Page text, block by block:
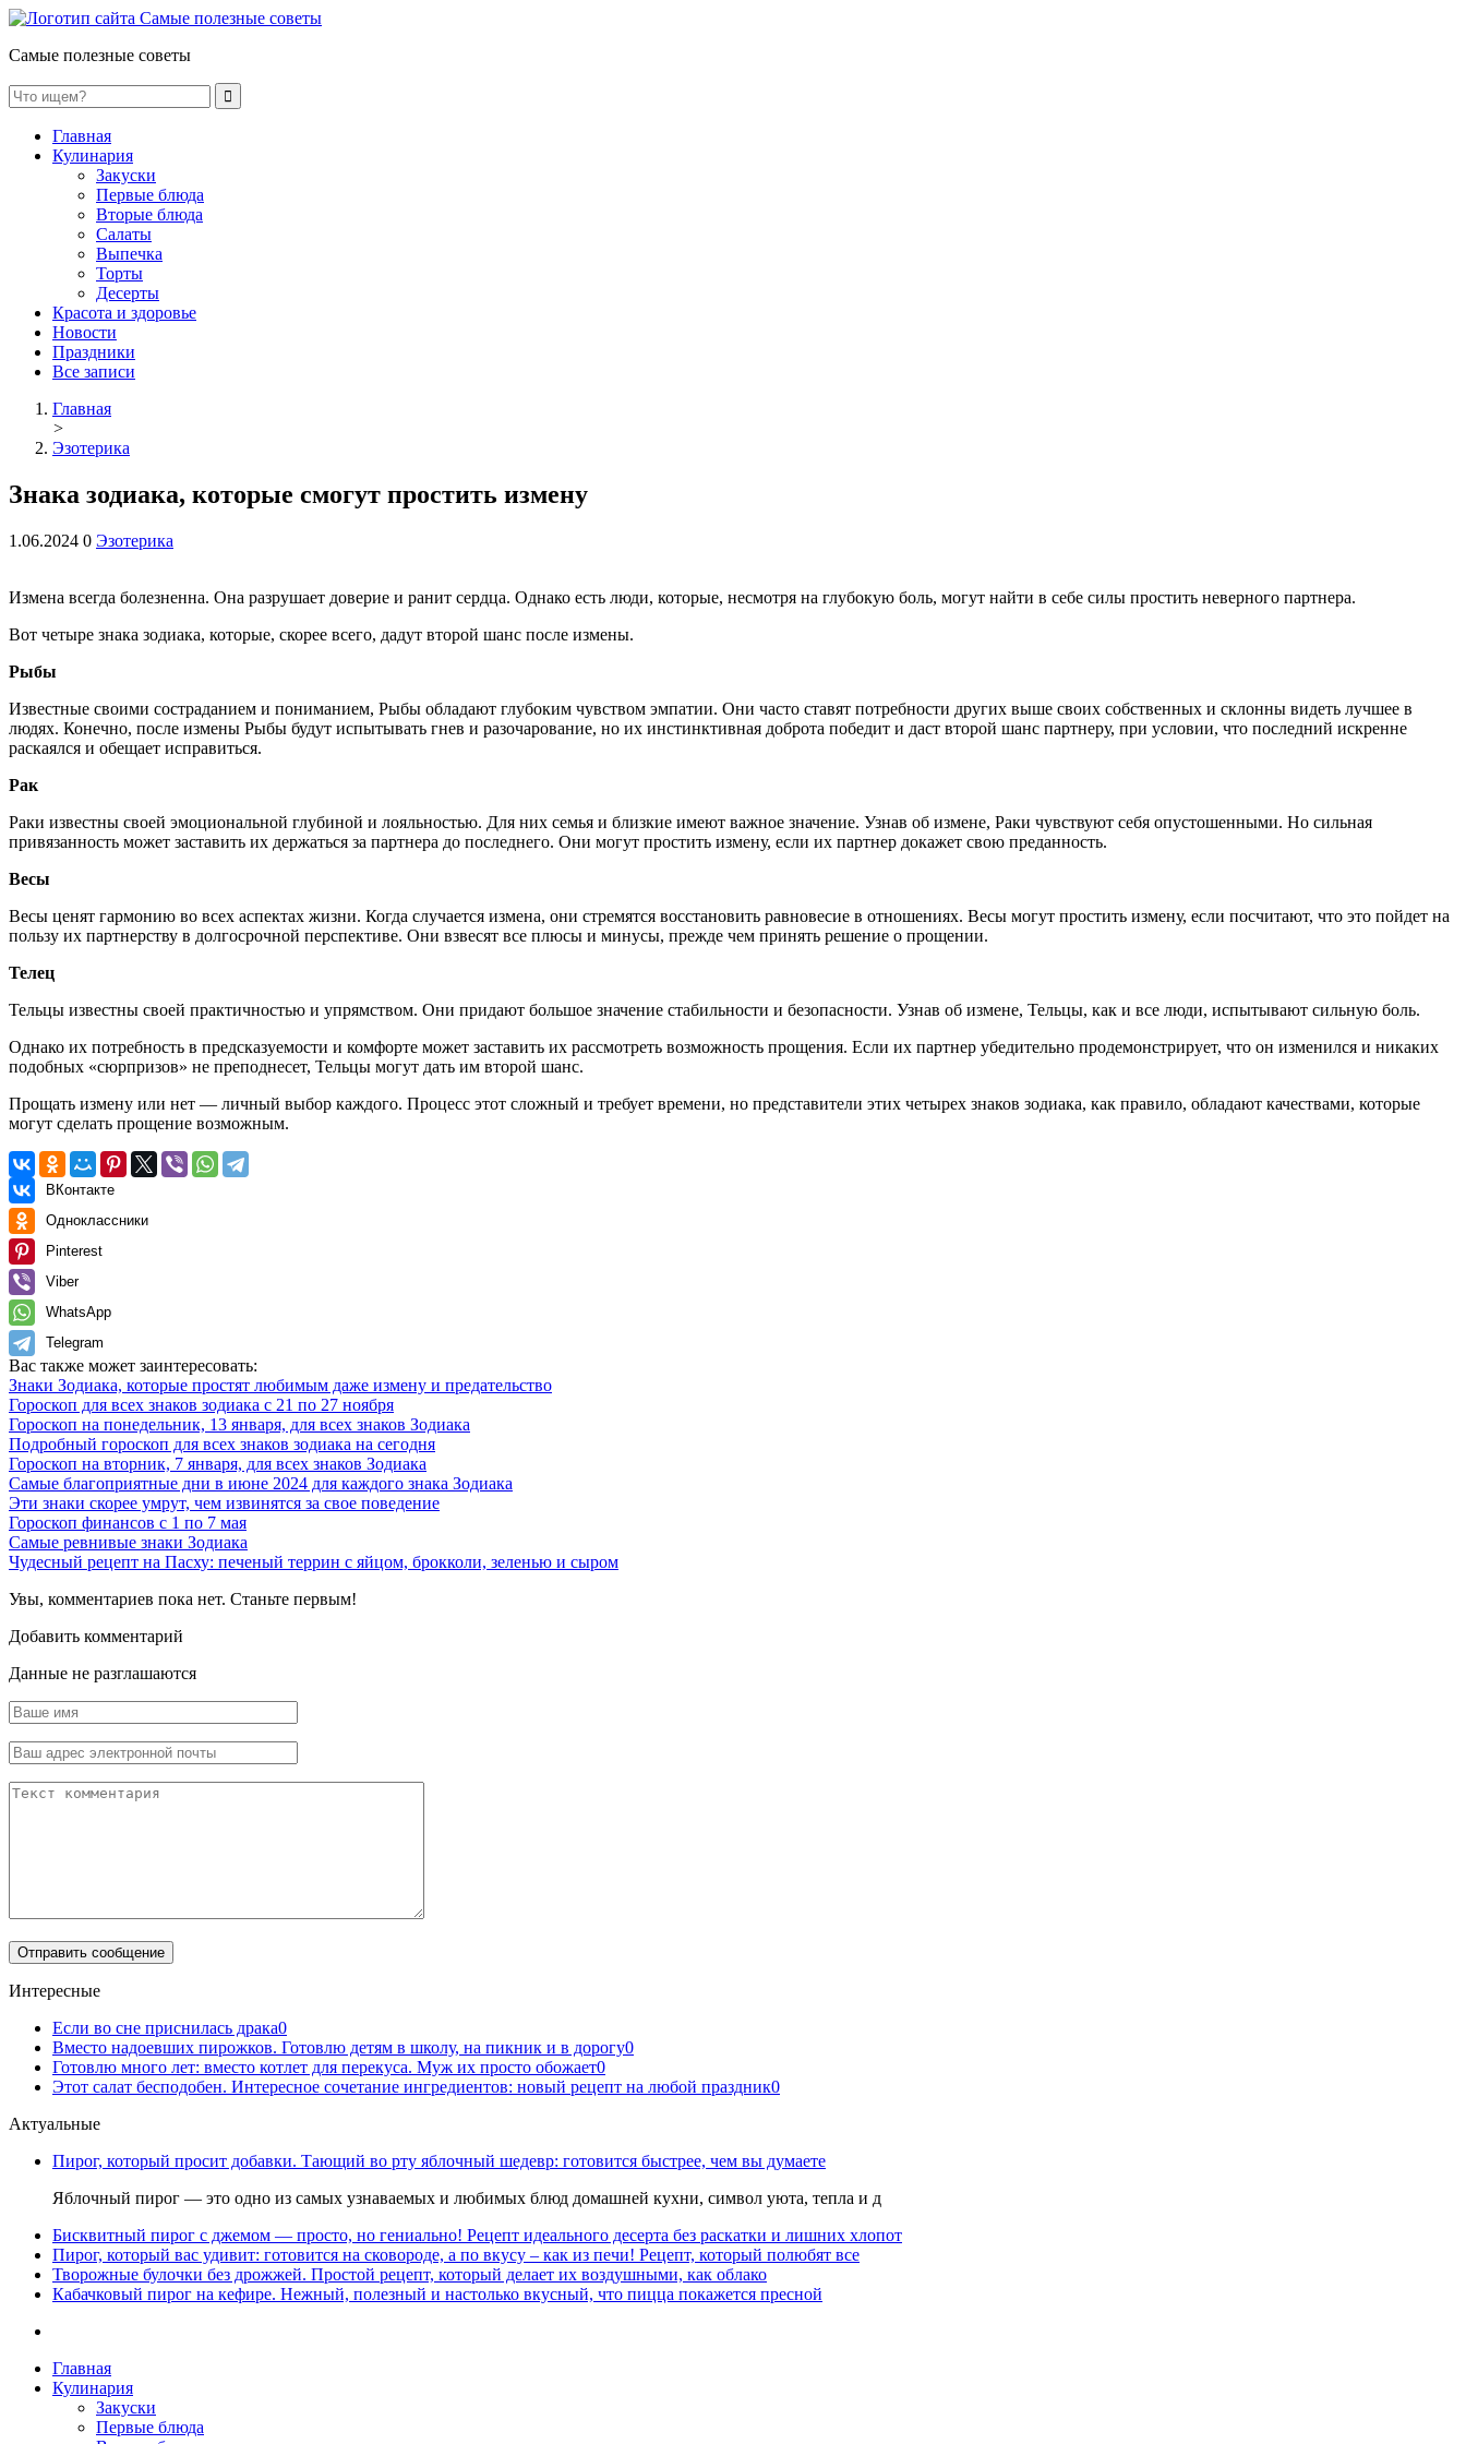
Самые полезные советы
Главная
Кулинария
Закуски
Первые блюда
Вторые блюда
Салаты
Выпечка
Торты
Десерты
Красота и здоровье
Новости
Праздники
Все записи
Главная
>
Эзотерика
Знака зодиака, которые смогут простить измену
1.06.2024 0 Эзотерика
Измена всегда болезненна. Она разрушает доверие и ранит сердца. Однако есть люди, которые, несмотря на глубокую боль, могут найти в себе силы простить неверного партнера.
Вот четыре знака зодиака, которые, скорее всего, дадут второй шанс после измены.
Рыбы
Известные своими состраданием и пониманием, Рыбы обладают глубоким чувством эмпатии. Они часто ставят потребности других выше своих собственных и склонны видеть лучшее в
людях. Конечно, после измены Рыбы будут испытывать гнев и разочарование, но их инстинктивная доброта победит и даст второй шанс партнеру, при условии, что последний искренне
раскаялся и обещает исправиться.
Рак
Раки известны своей эмоциональной глубиной и лояльностью. Для них семья и близкие имеют важное значение. Узнав об измене, Раки чувствуют себя опустошенными. Но сильная
привязанность может заставить их держаться за партнера до последнего. Они могут простить измену, если их партнер докажет свою преданность.
Весы
Весы ценят гармонию во всех аспектах жизни. Когда случается измена, они стремятся восстановить равновесие в отношениях. Весы могут простить измену, если посчитают, что это пойдет на
пользу их партнерству в долгосрочной перспективе. Они взвесят все плюсы и минусы, прежде чем принять решение о прощении.
Телец
Тельцы известны своей практичностью и упрямством. Они придают большое значение стабильности и безопасности. Узнав об измене, Тельцы, как и все люди, испытывают сильную боль.
Однако их потребность в предсказуемости и комфорте может заставить их рассмотреть возможность прощения. Если их партнер убедительно продемонстрирует, что он изменился и никаких
подобных «сюрпризов» не преподнесет, Тельцы могут дать им второй шанс.
Прощать измену или нет — личный выбор каждого. Процесс этот сложный и требует времени, но представители этих четырех знаков зодиака, как правило, обладают качествами, которые
могут сделать прощение возможным.
ВКонтакте
Одноклассники
Pinterest
Viber
WhatsApp
Telegram
Вас также может заинтересовать:
Знаки Зодиака, которые простят любимым даже измену и предательство
Гороскоп для всех знаков зодиака с 21 по 27 ноября
Гороскоп на понедельник, 13 января, для всех знаков Зодиака
Подробный гороскоп для всех знаков зодиака на сегодня
Гороскоп на вторник, 7 января, для всех знаков Зодиака
Самые благоприятные дни в июне 2024 для каждого знака Зодиака
Эти знаки скорее умрут, чем извинятся за свое поведение
Гороскоп финансов с 1 по 7 мая
Самые ревнивые знаки Зодиака
Чудесный рецепт на Пасху: печеный террин с яйцом, брокколи, зеленью и сыром
Увы, комментариев пока нет. Станьте первым!
Добавить комментарий
Данные не разглашаются
Интересные
Если во сне приснилась драка0
Вместо надоевших пирожков. Готовлю детям в школу, на пикник и в дорогу0
Готовлю много лет: вместо котлет для перекуса. Муж их просто обожает0
Этот салат бесподобен. Интересное сочетание ингредиентов: новый рецепт на любой праздник0
Актуальные
Пирог, который просит добавки. Тающий во рту яблочный шедевр: готовится быстрее, чем вы думаете
Яблочный пирог — это одно из самых узнаваемых и любимых блюд домашней кухни, символ уюта, тепла и д
Бисквитный пирог с джемом — просто, но гениально! Рецепт идеального десерта без раскатки и лишних хлопот
Пирог, который вас удивит: готовится на сковороде, а по вкусу – как из печи! Рецепт, который полюбят все
Творожные булочки без дрожжей. Простой рецепт, который делает их воздушными, как облако
Кабачковый пирог на кефире. Нежный, полезный и настолько вкусный, что пицца покажется пресной
Главная
Кулинария
Закуски
Первые блюда